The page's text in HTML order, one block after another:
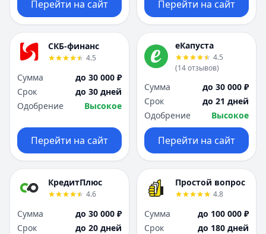
Перейти на сайт Перейти на сайт
СКБ-финанс
4.5
Сумма
до 30 000 ₽
Срок
до 30 дней
Одобрение
Высокое
Перейти на сайт
еКапуста
4.5
(14отзывов)
Сумма
до 30 000 ₽
Срок
до 21 дней
Одобрение
Высокое
Перейти на сайт
КредитПлюс
4.6
Сумма
до 30 000 ₽
Срок
до 20 дней
Простой вопрос
4.8
Сумма
до 100 000 ₽
Срок
до 180 дней